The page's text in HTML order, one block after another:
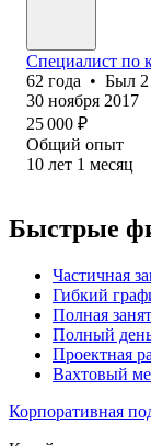
Специалист по
62 года • Был
30 ноября 2017
25 000 ₽
Общий опыт
10 лет 1 месяц
Быстрые
Частичная
Гибкий
Полная
Полный
Проектная
Вахтовый
Корпоративная